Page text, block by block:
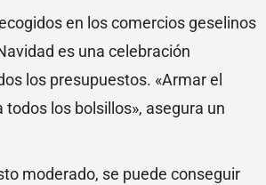
en los comercios geselinos
es una celebración
los presupuestos. «Armar el
todos los bolsillos», asegura un
moderado, se puede conseguir